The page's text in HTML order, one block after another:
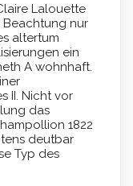
Lalouette
Beachtung nur
altertum
ein
A wohnhaft.
II. Nicht vor
das
1822
deutbar
Typ des